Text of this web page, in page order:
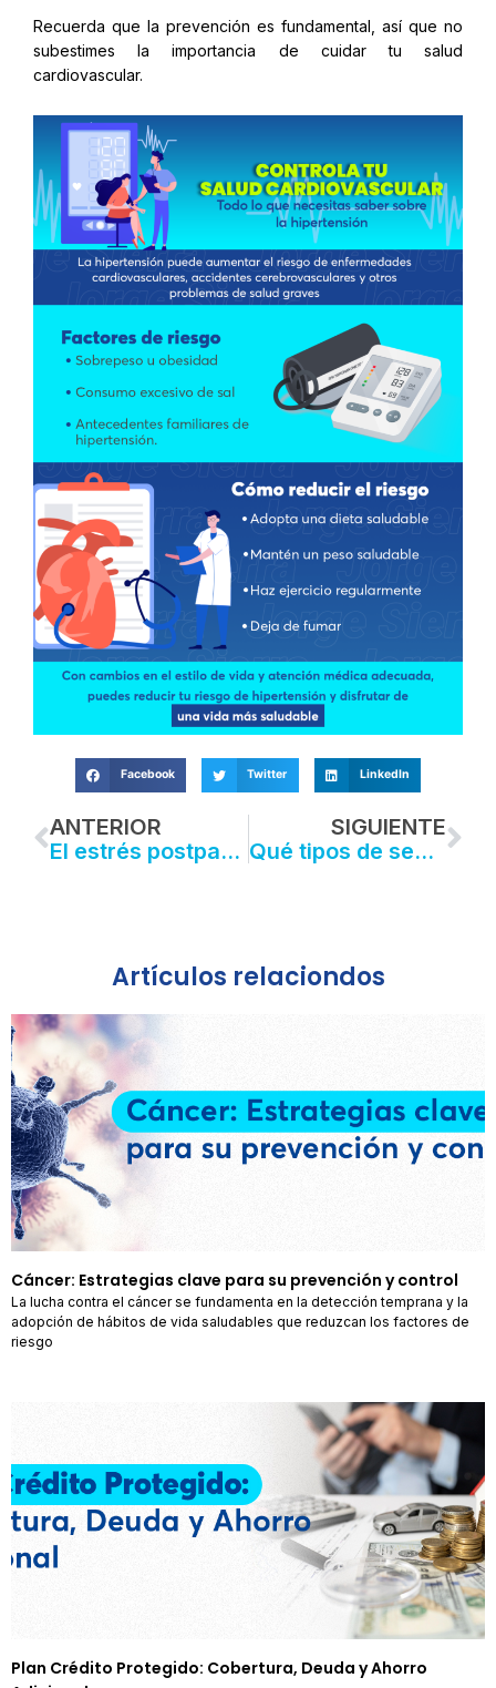
Recuerda que la prevención es fundamental, así que no
subestimes la importancia de cuidar tu salud
cardiovascular.
Facebook Twitter LinkedIn
Prev
ANTERIOR
El estrés postparto: Un desafío silencioso para las nuevas madres
SIGUIENTE
Qué tipos de seguros necesita una empresa: ¿por dónde empezar?
Artículos relaciondos
Cáncer: Estrategias clave para su prevención y control
La lucha contra el cáncer se fundamenta en la detección temprana y la
adopción de hábitos de vida saludables que reduzcan los factores de
riesgo
Plan Crédito Protegido: Cobertura, Deuda y Ahorro